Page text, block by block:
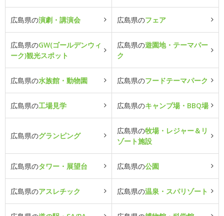
広島県の演劇・講演会 広島県のフェア
広島県のGW(ゴールデンウィ
ーク)観光スポット
広島県の遊園地・テーマパー
ク
広島県の水族館・動物園 広島県のフードテーマパーク
広島県の工場見学 広島県のキャンプ場・BBQ場
広島県のグランピング
広島県の牧場・レジャー＆リ
ゾート施設
広島県のタワー・展望台 広島県の公園
広島県のアスレチック 広島県の温泉・スパリゾート